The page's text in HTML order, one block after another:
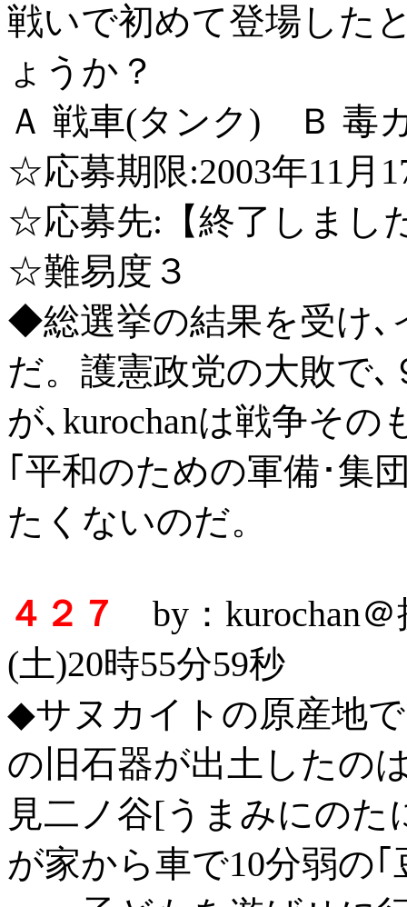
戦いで初めて登場した
ょうか？
Ａ 戦車(タンク) Ｂ
☆応募期限:2003年11月
☆応募先:【終了しまし
☆難易度３
◆総選挙の結果を受け､
だ。護憲政党の大敗で
が､kurochanは戦争そ
｢平和のための軍備･集
たくないのだ。
４２７
by：kurochan
(土)20時55分59秒
◆サヌカイトの原産地
の旧石器が出土したの
見二ノ谷[うまみにのた
が家から車で10分弱の